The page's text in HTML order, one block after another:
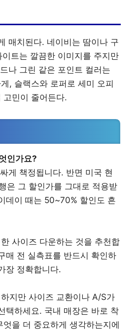
매치된다. 네이비는 땀이나 구
트는 깔끔한 이미지를 주지만
나 그린 같은 포인트 컬러는
, 슬랙스와 로퍼로 세미 오피
고민이 줄어든다.
인가요?
게 책정됩니다. 반면 미국 현
은 그 할인가를 그대로 적용받
데이 때는 50~70% 할인도 흔
사이즈 다운하는 것을 추천합
매 전 실측표를 반드시 확인하
장 정확합니다.
지만 사이즈 교환이나 A/S가
택하세요. 국내 매장은 바로 착
을 더 중요하게 생각하는지에